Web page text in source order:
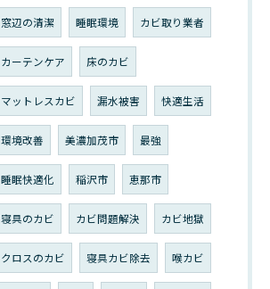
窓辺の清潔 睡眠環境 カビ取り業者
カーテンケア 床のカビ
マットレスカビ 漏水被害 快適生活
環境改善 美濃加茂市 最強
睡眠快適化 稲沢市 恵那市
寝具のカビ カビ問題解決 カビ地獄
クロスのカビ 寝具カビ除去 喉カビ